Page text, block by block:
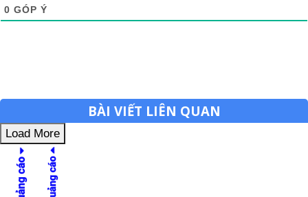
0 GÓP Ý
BÀI VIẾT LIÊN QUAN
Load More